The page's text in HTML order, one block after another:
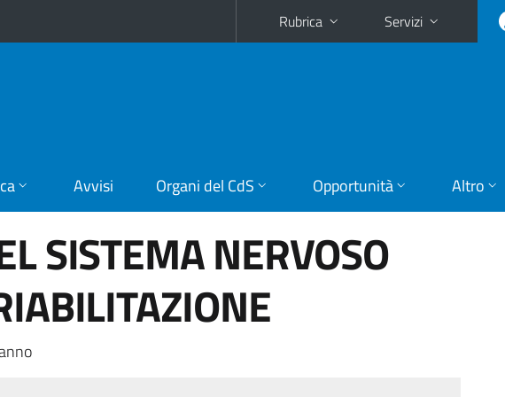
Rubrica Servizi
Avvisi Organi del CdS Opportunità Altro
SISTEMA NERVOSO